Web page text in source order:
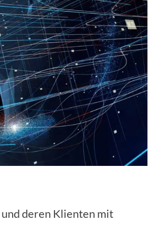
deren Klienten mit